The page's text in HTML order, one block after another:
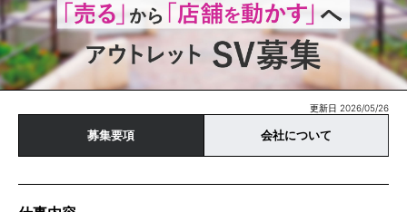
更新日 2026/05/26
募集要項 会社について